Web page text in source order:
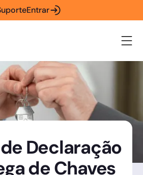
Entrar
Declaração
de Chaves